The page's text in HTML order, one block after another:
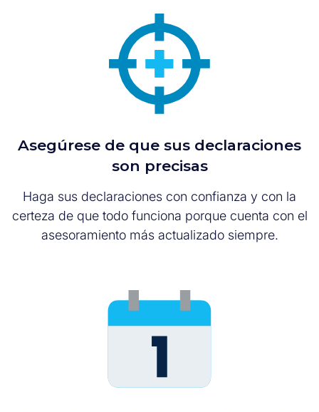
Asegúrese de que sus declaraciones
son precisas
Haga sus declaraciones con confianza y con la
certeza de que todo funciona porque cuenta con el
asesoramiento más actualizado siempre.